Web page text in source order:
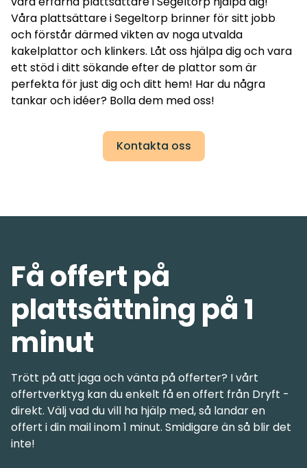
Våra plattsättare i Segeltorp brinner för sitt jobb
och förstår därmed vikten av noga utvalda
kakelplattor och klinkers. Låt oss hjälpa dig och vara
ett stöd i ditt sökande efter de plattor som är
perfekta för just dig och ditt hem! Har du några
tankar och idéer? Bolla dem med oss!
Kontakta oss
Få offert på
plattsättning på 1
minut
Trött på att jaga och vänta på offerter? I vårt
offertverktyg kan du enkelt få en offert från Dryft -
direkt. Välj vad du vill ha hjälp med, så landar en
offert i din mail inom 1 minut. Smidigare än så blir det
inte!